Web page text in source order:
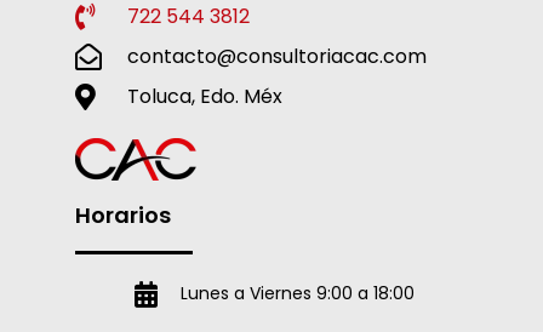
722 544 3812
contacto@consultoriacac.com
Toluca, Edo. Méx
Horarios
Lunes a Viernes 9:00 a 18:00